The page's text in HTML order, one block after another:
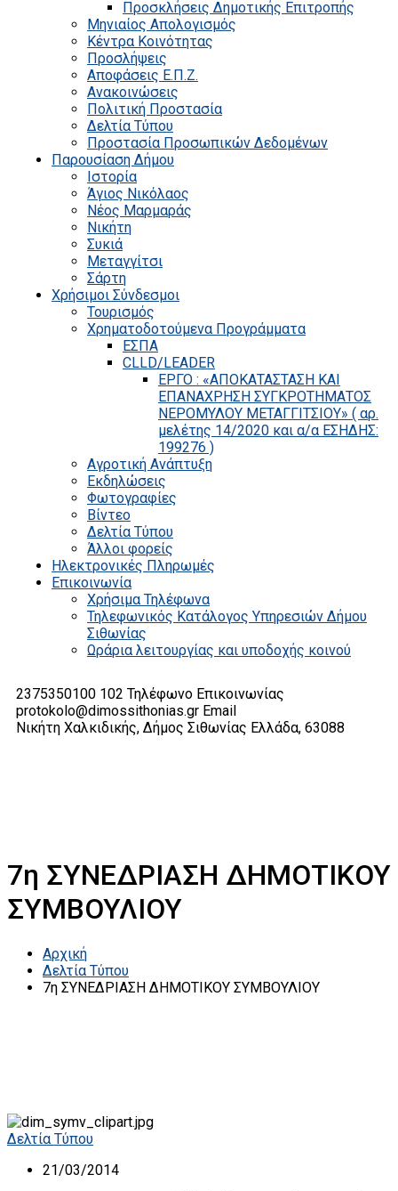
Προσκλήσεις Δημοτικής Επιτροπής
Μηνιαίος Απολογισμός
Κέντρα Κοινότητας
Προσλήψεις
Αποφάσεις Ε.Π.Ζ.
Ανακοινώσεις
Πολιτική Προστασία
Δελτία Τύπου
Προστασία Προσωπικών Δεδομένων
Παρουσίαση Δήμου
Ιστορία
Άγιος Νικόλαος
Νέος Μαρμαράς
Νικήτη
Συκιά
Μεταγγίτσι
Σάρτη
Χρήσιμοι Σύνδεσμοι
Τουρισμός
Χρηματοδοτούμενα Προγράμματα
ΕΣΠΑ
CLLD/LEADER
ΕΡΓΟ : «ΑΠΟΚΑΤΑΣΤΑΣΗ ΚΑΙ
ΕΠΑΝΑΧΡΗΣΗ ΣΥΓΚΡΟΤΗΜΑΤΟΣ
ΝΕΡΟΜΥΛΟΥ ΜΕΤΑΓΓΙΤΣΙΟΥ» ( αρ.
μελέτης 14/2020 και α/α ΕΣΗΔΗΣ:
199276 )
Αγροτική Ανάπτυξη
Εκδηλώσεις
Φωτογραφίες
Βίντεο
Δελτία Τύπου
Άλλοι φορείς
Ηλεκτρονικές Πληρωμές
Επικοινωνία
Χρήσιμα Τηλέφωνα
Τηλεφωνικός Κατάλογος Υπηρεσιών Δήμου
Σιθωνίας
Ωράρια λειτουργίας και υποδοχής κοινού
2375350100 102 Τηλέφωνο Επικοινωνίας
protokolo@dimossithonias.gr Email
Νικήτη Χαλκιδικής, Δήμος Σιθωνίας Ελλάδα, 63088
7η ΣΥΝΕΔΡΙΑΣΗ ΔΗΜΟΤΙΚΟΥ
ΣΥΜΒΟΥΛΙΟΥ
Αρχική
Δελτία Τύπου
7η ΣΥΝΕΔΡΙΑΣΗ ΔΗΜΟΤΙΚΟΥ ΣΥΜΒΟΥΛΙΟΥ
Δελτία Τύπου
21/03/2014